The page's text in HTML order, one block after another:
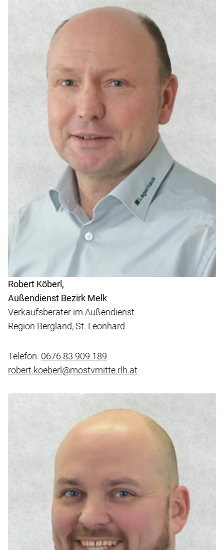
Robert Köberl,
Außendienst Bezirk Melk
Verkaufsberater im Außendienst
Region Bergland, St. Leonhard
Telefon: 0676 83 909 189
robert.koeberl@mostvmitte.rlh.at